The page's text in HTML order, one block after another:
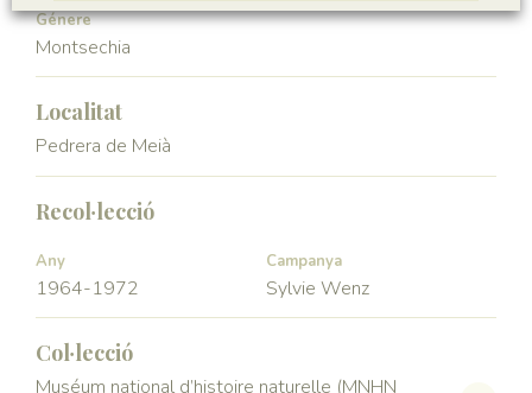
Génere
Montsechia
Localitat
Pedrera de Meià
Recol·lecció
Any
1964-1972
Campanya
Sylvie Wenz
Col·lecció
Muséum national d’histoire naturelle (MNHN
ACCEPTAR TOTES